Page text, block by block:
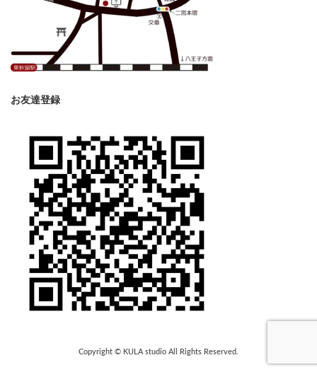
お友達登録
Copyright © KULA studio All Rights Reserved.